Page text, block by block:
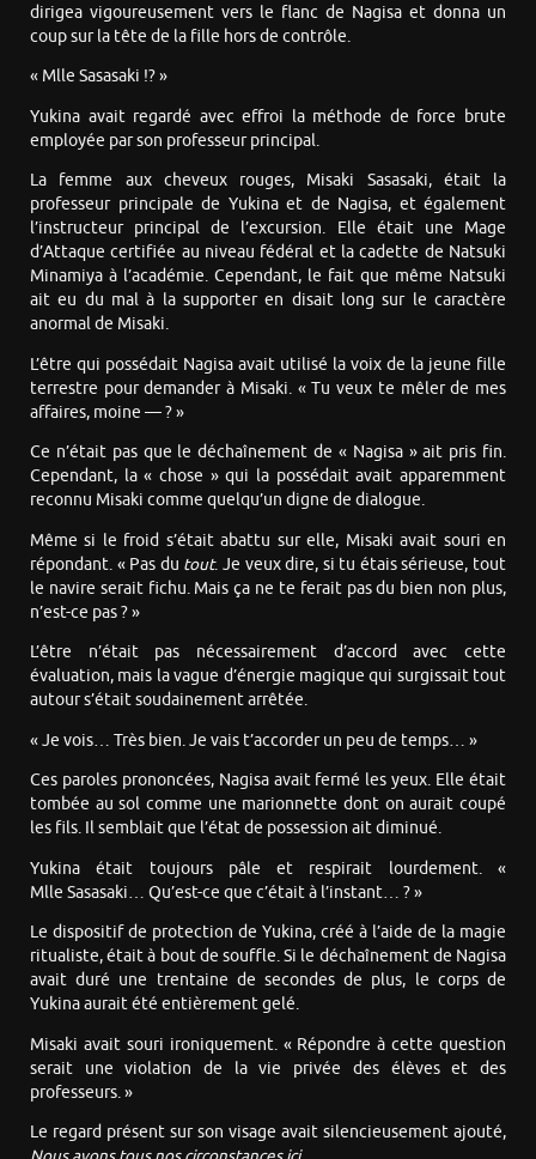
dirigea vigoureusement vers le flanc de Nagisa et donna un
coup sur la tête de la fille hors de contrôle.
« Mlle Sasasaki !? »
Yukina avait regardé avec effroi la méthode de force brute
employée par son professeur principal.
La femme aux cheveux rouges, Misaki Sasasaki, était la
professeur principale de Yukina et de Nagisa, et également
l’instructeur principal de l’excursion. Elle était une Mage
d’Attaque certifiée au niveau fédéral et la cadette de Natsuki
Minamiya à l’académie. Cependant, le fait que même Natsuki
ait eu du mal à la supporter en disait long sur le caractère
anormal de Misaki.
L’être qui possédait Nagisa avait utilisé la voix de la jeune fille
terrestre pour demander à Misaki. « Tu veux te mêler de mes
affaires, moine — ? »
Ce n’était pas que le déchaînement de « Nagisa » ait pris fin.
Cependant, la « chose » qui la possédait avait apparemment
reconnu Misaki comme quelqu’un digne de dialogue.
Même si le froid s’était abattu sur elle, Misaki avait souri en
répondant. « Pas du tout. Je veux dire, si tu étais sérieuse, tout
le navire serait fichu. Mais ça ne te ferait pas du bien non plus,
n’est-ce pas ? »
L’être n’était pas nécessairement d’accord avec cette
évaluation, mais la vague d’énergie magique qui surgissait tout
autour s’était soudainement arrêtée.
« Je vois… Très bien. Je vais t’accorder un peu de temps… »
Ces paroles prononcées, Nagisa avait fermé les yeux. Elle était
tombée au sol comme une marionnette dont on aurait coupé
les fils. Il semblait que l’état de possession ait diminué.
Yukina était toujours pâle et respirait lourdement. «
Mlle Sasasaki… Qu’est-ce que c’était à l’instant… ? »
Le dispositif de protection de Yukina, créé à l’aide de la magie
ritualiste, était à bout de souffle. Si le déchaînement de Nagisa
avait duré une trentaine de secondes de plus, le corps de
Yukina aurait été entièrement gelé.
Misaki avait souri ironiquement. « Répondre à cette question
serait une violation de la vie privée des élèves et des
professeurs. »
Le regard présent sur son visage avait silencieusement ajouté,